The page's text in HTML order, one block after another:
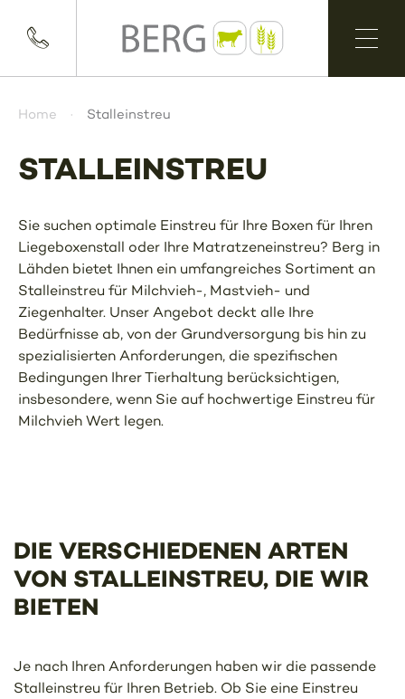
Home Stalleinstreu
STALLEINSTREU
Sie suchen optimale Einstreu für Ihre Boxen für Ihren
Liegeboxenstall oder Ihre Matratzeneinstreu? Berg in
Lähden bietet Ihnen ein umfangreiches Sortiment an
Stalleinstreu für Milchvieh-, Mastvieh- und
Ziegenhalter. Unser Angebot deckt alle Ihre
Bedürfnisse ab, von der Grundversorgung bis hin zu
spezialisierten Anforderungen, die spezifischen
Bedingungen Ihrer Tierhaltung berücksichtigen,
insbesondere, wenn Sie auf hochwertige Einstreu für
Milchvieh Wert legen.
DIE VERSCHIEDENEN ARTEN
VON STALLEINSTREU, DIE WIR
BIETEN
Je nach Ihren Anforderungen haben wir die passende
Stalleinstreu für Ihren Betrieb. Ob Sie eine Einstreu